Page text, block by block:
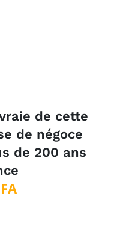
de cette
de négoce
de 200 ans
Le